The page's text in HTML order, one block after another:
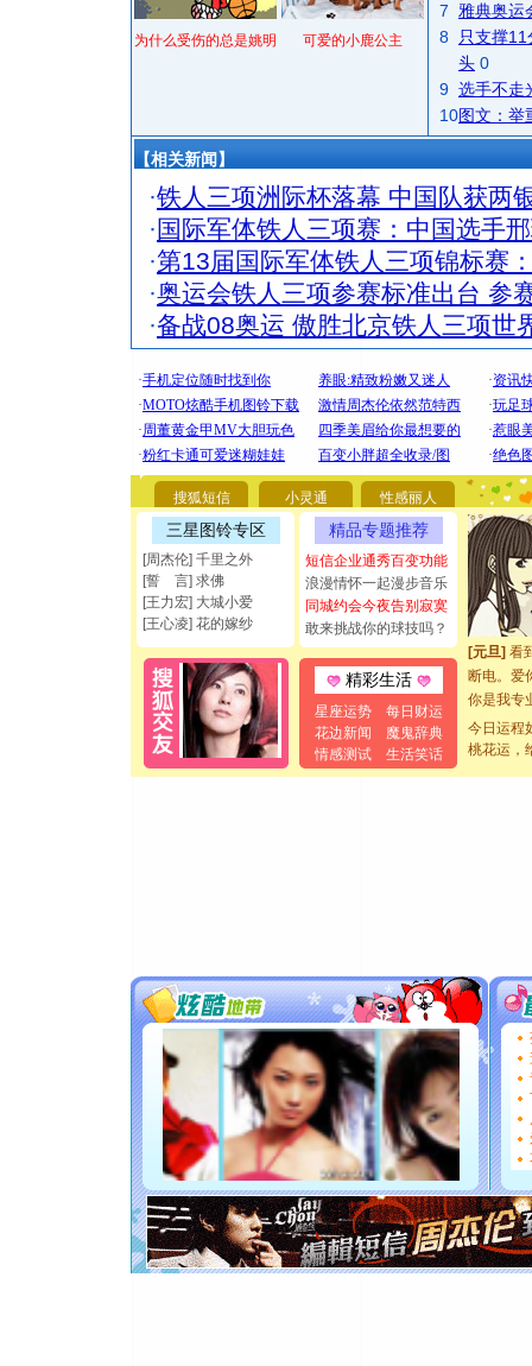
为什么受伤的总是姚明 可爱的小鹿公主
7
雅典奥运
8
只支撑
头 0
9 选手不走
10图文：举
【相关新闻】
·铁人三项洲际杯落幕 中国队获两
· 国际军体铁人三项赛：中国选手
·第13届国际军体铁人三项锦标赛
·奥运会铁人三项参赛标准出台 参
·备战08奥运 傲胜北京铁人三项世
搜狐短信 小灵通 性感丽人
三星图铃专区
[周杰伦] 千里之外
[誓 言] 求佛
[王力宏] 大城小爱
[王心凌] 花的嫁纱
精品专题推荐
短信企业通秀百变功能
浪漫情怀一起漫步音乐
同城约会今夜告别寂寞
敢来挑战你的球技吗？
精彩生活
星座运势
每日财运
花边新闻
魔鬼辞典
情感测试
生活笑话
[圣诞节]
你太多，
要平安
[圣诞节]
能正大光
都要快乐
[圣诞节]
如意,快
[元旦] 看
断电。爱
你是我专
起；二
离。水晶
送你一棵
[圣诞节]
你太多，
要平安
[圣诞节]
能正大
都要快乐
[圣诞节]
如意,快
[元旦]看
断电。爱
你是我专
[元旦]如
今日运程
桃花运，